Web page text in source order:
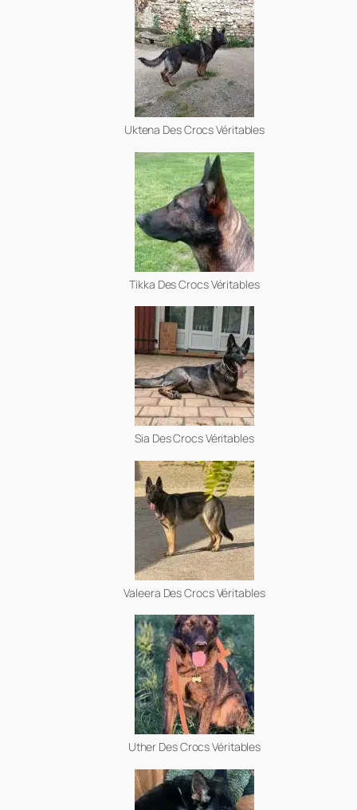
Uktena Des Crocs Véritables
Tikka Des Crocs Véritables
Sia Des Crocs Véritables
Valeera Des Crocs Véritables
Uther Des Crocs Véritables